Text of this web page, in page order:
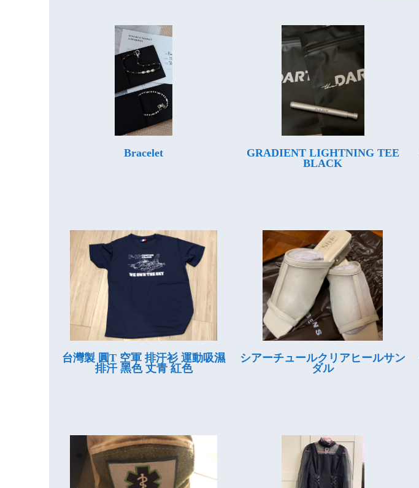
Bracelet
GRADIENT LIGHTNING TEE
BLACK
台灣製 圓T 空軍 排汗衫 運動吸濕
排汗 黑色 丈青 紅色
シアーチュールクリアヒールサン
ダル